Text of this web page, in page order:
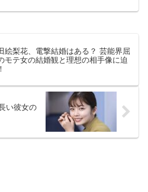
絵梨花、電撃結婚はある？ 芸能界屈
モテ女の結婚観と理想の相手像に迫
い彼女の